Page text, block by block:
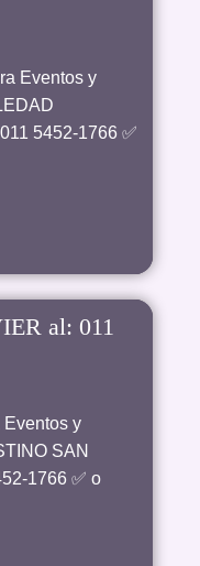
Eventos y
5452-1766 ✅
al: 011
y
SAN
1766 ✅ o